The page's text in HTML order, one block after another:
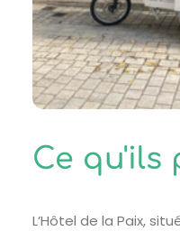
Ce qu'ils
L’Hôtel de la Paix,